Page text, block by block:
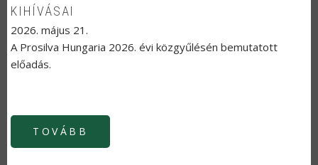
KIHÍVÁSAI
2026. május 21.
A Prosilva Hungaria 2026. évi közgyűlésén bemutatott
előadás.
TOVÁBB